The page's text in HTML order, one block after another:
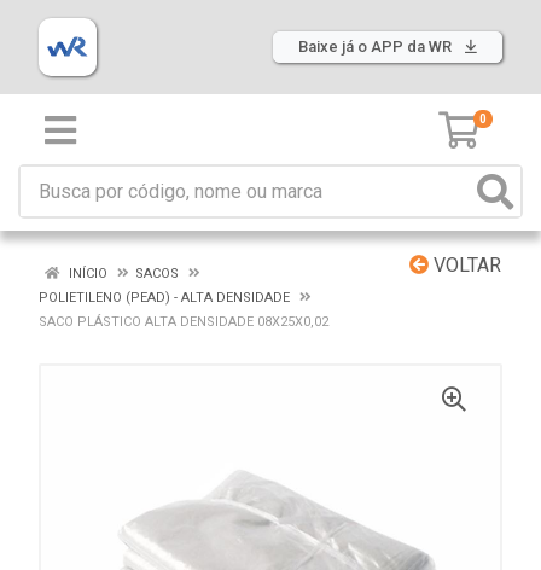
Baixe já o APP da WR
0
VOLTAR
INÍCIO
SACOS
POLIETILENO (PEAD) - ALTA DENSIDADE
SACO PLÁSTICO ALTA DENSIDADE 08X25X0,02